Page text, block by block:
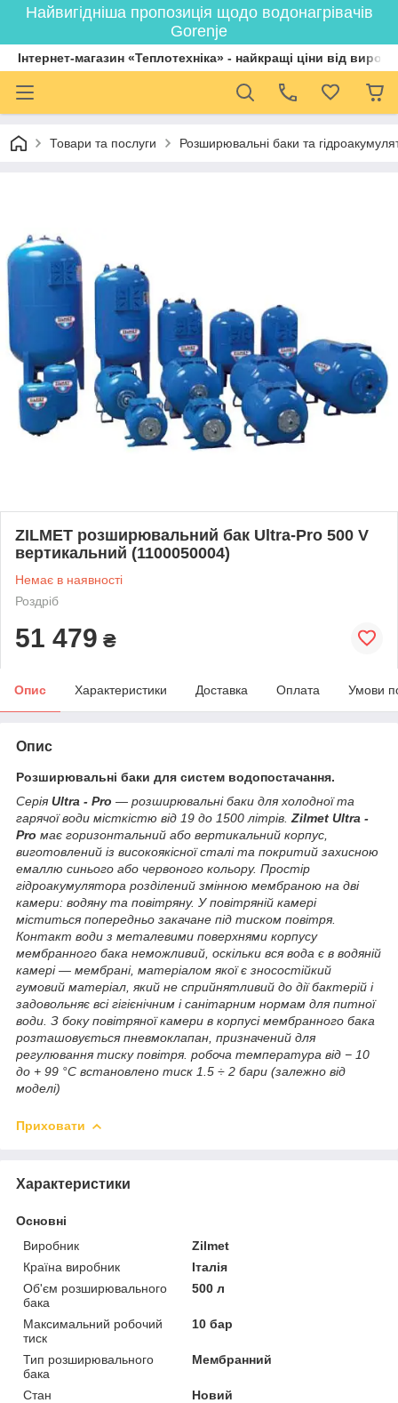
Найвигідніша пропозиція щодо водонагрівачів
Gorenje
Інтернет-магазин «Теплотехніка» - найкращі ціни від
Товари та послуги Розширювальні баки та
ZILMET розширювальний бак Ultra-Pro 500 V
вертикальний (1100050004)
Немає в наявності
Роздріб
51 479 ₴
Опис Характеристики Доставка Оплата Умови
Опис
Розширювальні баки для систем водопостачання.
Серія Ultra - Pro — розширювальні баки для холодної та
гарячої води місткістю від 19 до 1500 літрів. Zilmet Ultra -
Pro має горизонтальний або вертикальний корпус,
виготовлений із високоякісної сталі та покритий захисною
емаллю синього або червоного кольору. Простір
гідроакумулятора розділений змінною мембраною на дві
камери: водяну та повітряну. У повітряній камері
міститься попередньо закачане під тиском повітря.
Контакт води з металевими поверхнями корпусу
мембранного бака неможливий, оскільки вся вода є в водяній
камері — мембрані, матеріалом якої є зносостійкий
гумовий матеріал, який не сприйнятливий до дії бактерій і
задовольняє всі гігієнічним і санітарним нормам для питної
води. З боку повітряної камери в корпусі мембранного бака
розташовується пневмоклапан, призначений для
регулювання тиску повітря. робоча температура від − 10
до + 99 °C встановлено тиск 1.5 ÷ 2 бари (залежно від
моделі)
Приховати
Характеристики
Основні
Виробник
Zilmet
Країна виробник
Італія
Об'єм розширювального
бака
500 л
Максимальний робочий
тиск
10 бар
Тип розширювального
бака
Мембранний
Стан
Новий